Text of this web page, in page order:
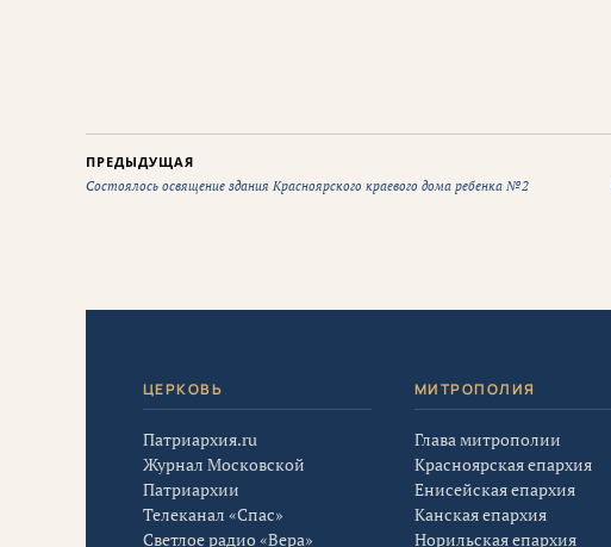
ПРЕДЫДУЩАЯ
Состоялось освящение здания Красноярского краевого дома ребенка №2
ЦЕРКОВЬ
Патриархия.ru
Журнал Московской
Патриархии
Телеканал «Спас»
Светлое радио «Вера»
МИТРОПОЛИЯ
Глава митрополии
Красноярская епархия
Енисейская епархия
Канская епархия
Норильская епархия